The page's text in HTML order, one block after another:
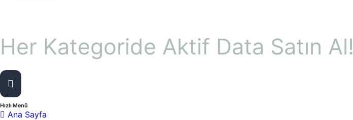
Her Kategoride Aktif Data Satın Al!
Hızlı Menü
Ana Sayfa